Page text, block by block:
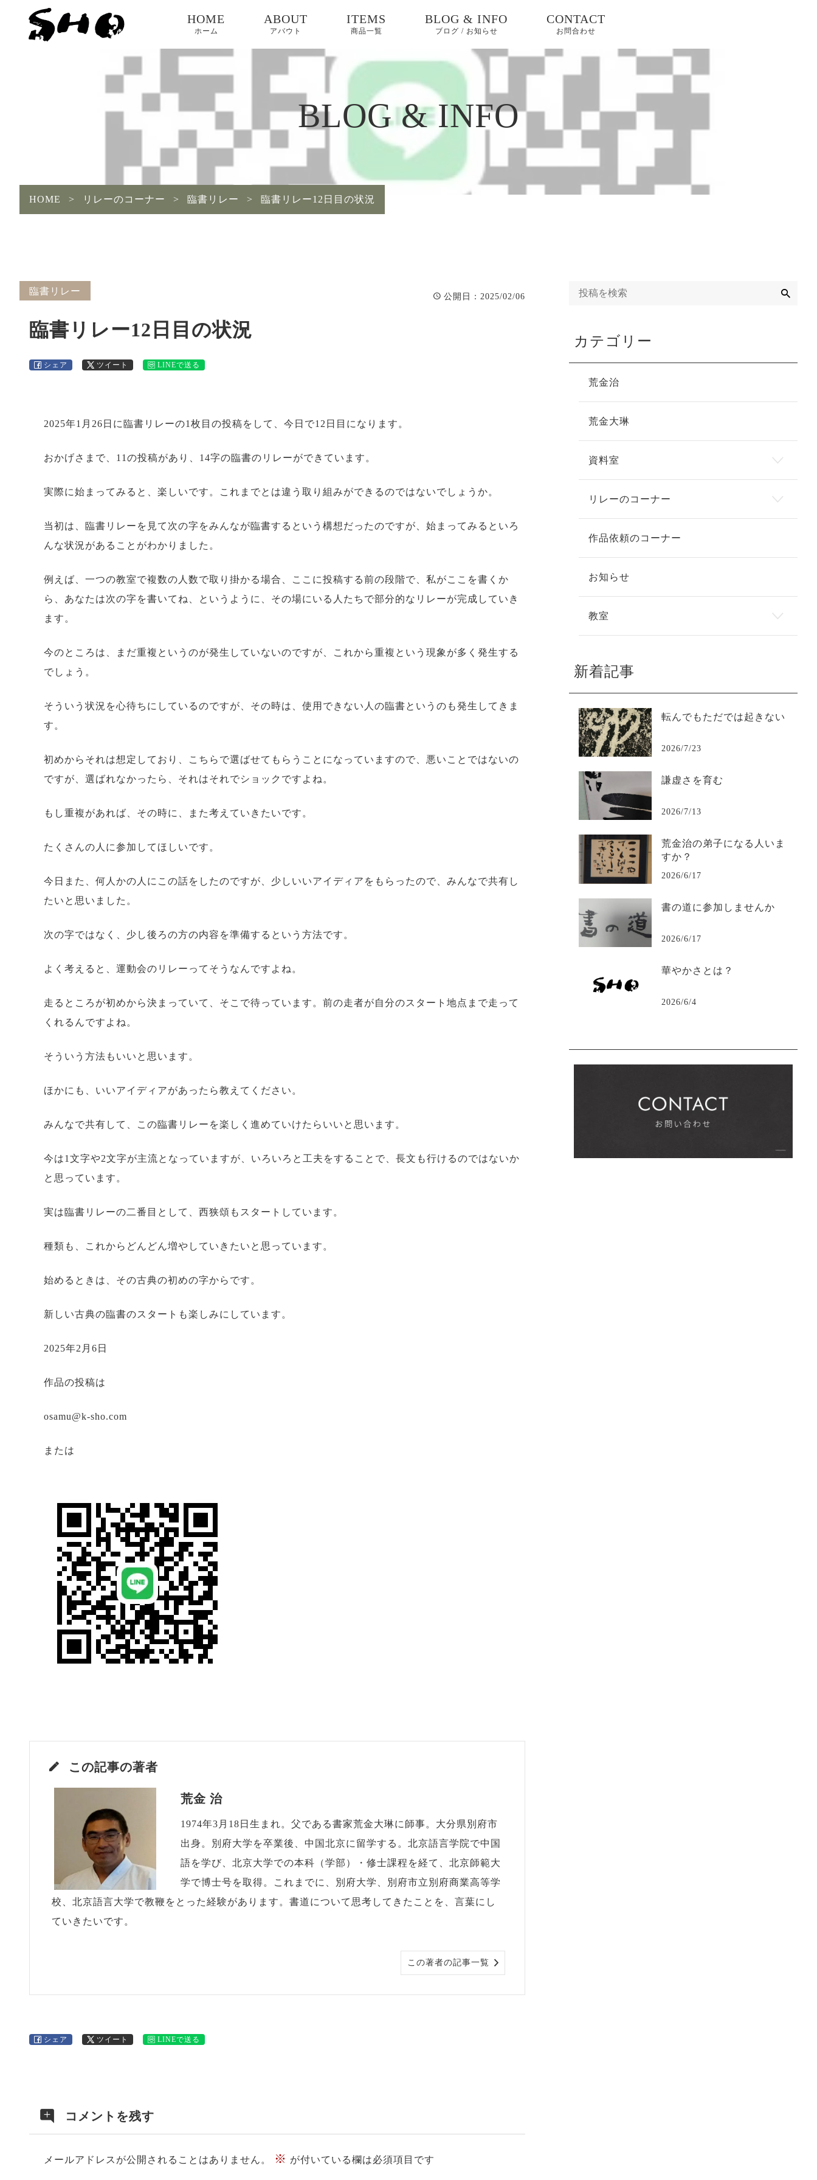
HOME
ホーム
ABOUT
アバウト
ITEMS
商品一覧
BLOG & INFO
ブログ / お知らせ
お知らせ
教室
ピックアップ
CONTACT
お問合わせ
BLOG & INFO
HOME > リレーのコーナー > 臨書リレー > 臨書リレー12日目の状況
臨書リレー
公開日 ：2025/02/06
臨書リレー12日目の状況
シェア ツイート LINEで送る
2025年1月26日に臨書リレーの1枚目の投稿をして、今日で12日目になります。
おかげさまで、11の投稿があり、14字の臨書のリレーができています。
実際に始まってみると、楽しいです。これまでとは違う取り組みができるのではないでしょうか。
当初は、臨書リレーを見て次の字をみんなが臨書するという構想だったのですが、始まってみるといろ
んな状況があることがわかりました。
例えば、一つの教室で複数の人数で取り掛かる場合、ここに投稿する前の段階で、私がここを書くか
ら、あなたは次の字を書いてね、というように、その場にいる人たちで部分的なリレーが完成していき
ます。
今のところは、まだ重複というのが発生していないのですが、これから重複という現象が多く発生する
でしょう。
そういう状況を心待ちにしているのですが、その時は、使用できない人の臨書というのも発生してきま
す。
初めからそれは想定しており、こちらで選ばせてもらうことになっていますので、悪いことではないの
ですが、選ばれなかったら、それはそれでショックですよね。
もし重複があれば、その時に、また考えていきたいです。
たくさんの人に参加してほしいです。
今日また、何人かの人にこの話をしたのですが、少しいいアイディアをもらったので、みんなで共有し
たいと思いました。
次の字ではなく、少し後ろの方の内容を準備するという方法です。
よく考えると、運動会のリレーってそうなんですよね。
走るところが初めから決まっていて、そこで待っています。前の走者が自分のスタート地点まで走って
くれるんですよね。
そういう方法もいいと思います。
ほかにも、いいアイディアがあったら教えてください。
みんなで共有して、この臨書リレーを楽しく進めていけたらいいと思います。
今は1文字や2文字が主流となっていますが、いろいろと工夫をすることで、長文も行けるのではないか
と思っています。
実は臨書リレーの二番目として、西狭頌もスタートしています。
種類も、これからどんどん増やしていきたいと思っています。
始めるときは、その古典の初めの字からです。
新しい古典の臨書のスタートも楽しみにしています。
2025年2月6日
作品の投稿は
osamu@k-sho.com
または
この記事の著者
荒金 治
1974年3月18日生まれ。父である書家荒金大琳に師事。大分県別府市
出身。別府大学を卒業後、中国北京に留学する。北京語言学院で中国
語を学び、北京大学での本科（学部）・修士課程を経て、北京師範大
学で博士号を取得。これまでに、別府大学、別府市立別府商業高等学
校、北京語言大学で教鞭をとった経験があります。書道について思考してきたことを、言葉にし
ていきたいです。
この著者の記事一覧
シェア ツイート LINEで送る
コメントを残す
メールアドレスが公開されることはありません。 ※ が付いている欄は必須項目です
カテゴリー
荒金治
荒金大琳
資料室
リレーのコーナー
作品依頼のコーナー
お知らせ
教室
新着記事
転んでもただでは起きない
2026/7/23
謙虚さを育む
2026/7/13
荒金治の弟子になる人いま
すか？
2026/6/17
書の道に参加しませんか
2026/6/17
華やかさとは？
2026/6/4